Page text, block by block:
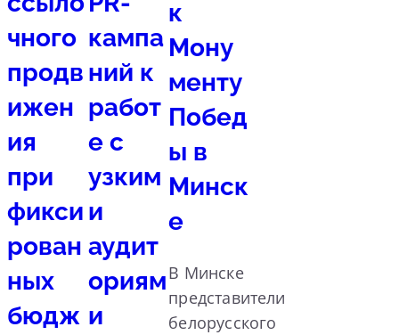
чного
продв
ижен
ия
при
фикси
рован
ных
бюдж
кампа
ний к
работ
е с
узким
и
аудит
ориям
и
к
Мону
менту
Побед
ы в
Минск
е
В Минске
представители
белорусского